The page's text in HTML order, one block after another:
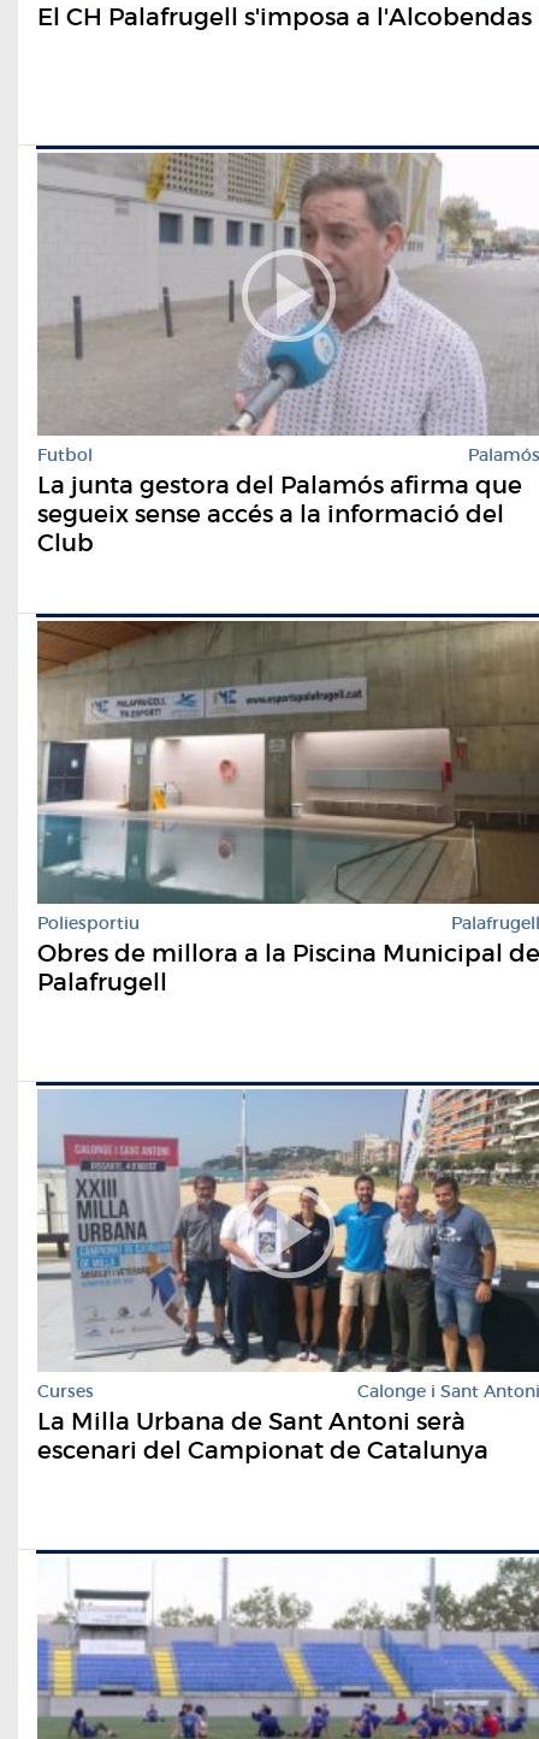
El CH Palafrugell s'imposa a l'Alcobendas
Futbol Palamós
La junta gestora del Palamós afirma que
segueix sense accés a la informació del
Club
Poliesportiu Palafrugell
Obres de millora a la Piscina Municipal de
Palafrugell
Curses Calonge i Sant Antoni
La Milla Urbana de Sant Antoni serà
escenari del Campionat de Catalunya